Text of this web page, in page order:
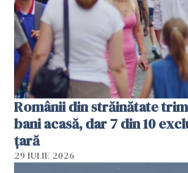
Românii din străinătate
bani acasă, dar 7 din 10
țară
29 IULIE 2026